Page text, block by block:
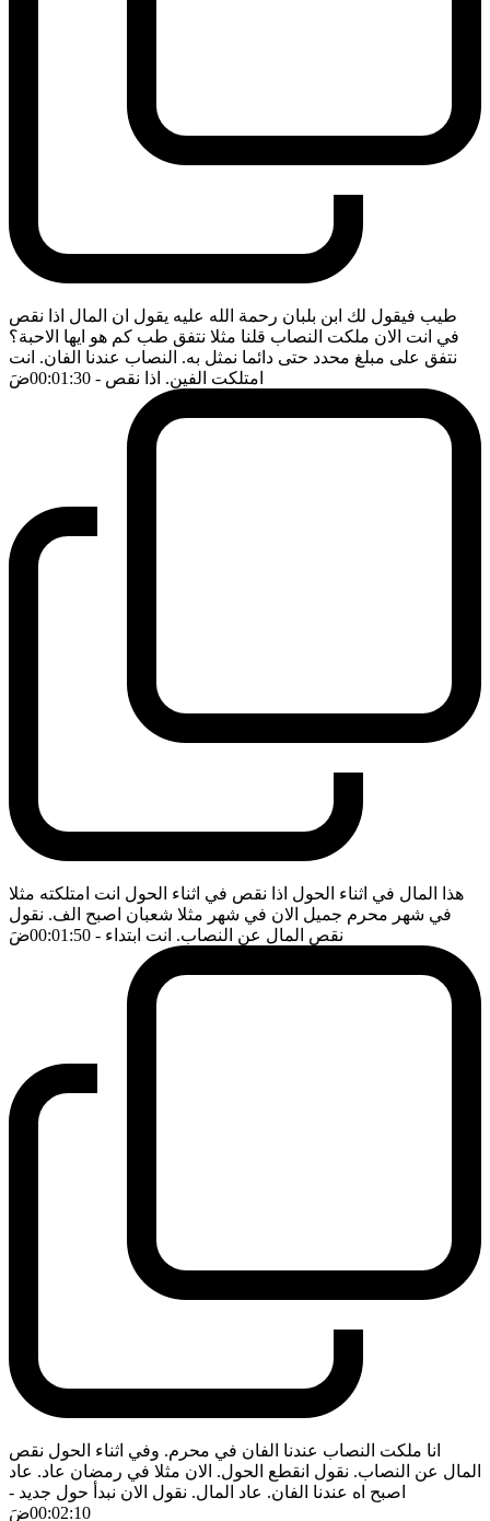
طيب فيقول لك ابن بلبان رحمة الله عليه يقول ان المال اذا نقص
في انت الان ملكت النصاب قلنا مثلا نتفق طب كم هو ايها الاحبة؟
نتفق على مبلغ محدد حتى دائما نمثل به. النصاب عندنا الفان. انت
امتلكت الفين. اذا نقص - 00:01:30 ضَ
هذا المال في اثناء الحول اذا نقص في اثناء الحول انت امتلكته مثلا
في شهر محرم جميل الان في شهر مثلا شعبان اصبح الف. نقول
نقص المال عن النصاب. انت ابتداء - 00:01:50 ضَ
انا ملكت النصاب عندنا الفان في محرم. وفي اثناء الحول نقص
المال عن النصاب. نقول انقطع الحول. الان مثلا في رمضان عاد. عاد
اصبح اه عندنا الفان. عاد المال. نقول الان نبدأ حول جديد -
00:02:10ضَ